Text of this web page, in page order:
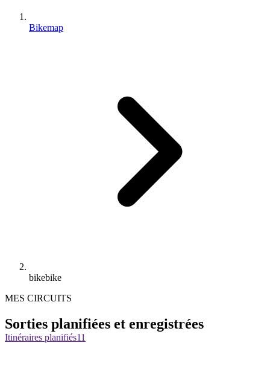
Bikemap
bikebike
MES CIRCUITS
Sorties planifiées et enregistrées
Itinéraires planifiés11